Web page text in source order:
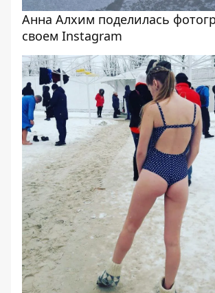
Анна Алхим поделилась
своем Instagram